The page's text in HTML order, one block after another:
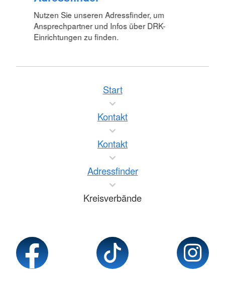
Nutzen Sie unseren Adressfinder, um
Ansprechpartner und Infos über DRK-
Einrichtungen zu finden.
Start
Kontakt
Kontakt
Adressfinder
Kreisverbände